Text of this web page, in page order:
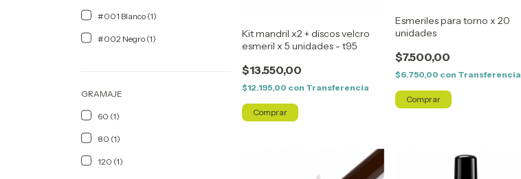
#001 Blanco (1)
#002 Negro (1)
GRAMAJE
60 (1)
80 (1)
120 (1)
Kit mandril x2 + discos velcro
esmeril x 5 unidades - t95
$13.550,00
$12.195,00 con Transferencia
Esmeriles para torno x 20
unidades
$7.500,00
$6.750,00 con Transferencia
Comprar